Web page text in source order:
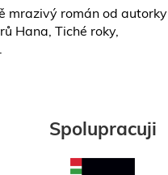
mrazivý román od autorky
Hana, Tiché roky,
Spolupracuji